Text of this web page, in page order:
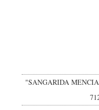
"SANGARIDA